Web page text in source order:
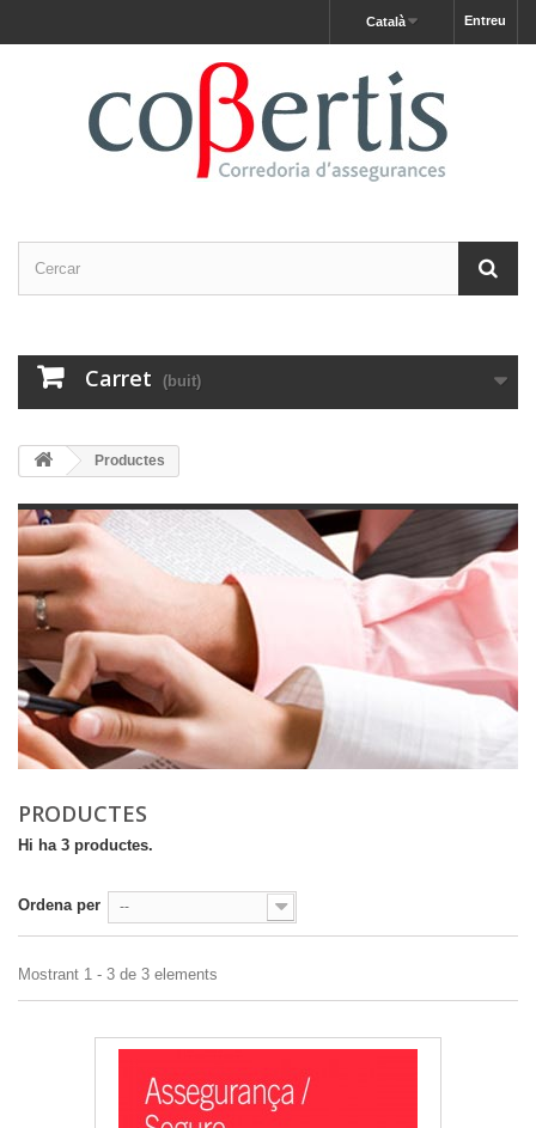
Entreu
Català
Carret (buit)
Productes
PRODUCTES
Hi ha 3 productes.
Ordena per --
Mostrant 1 - 3 de 3 elements